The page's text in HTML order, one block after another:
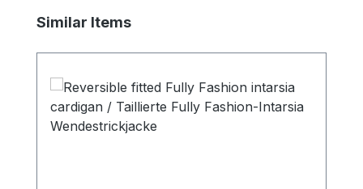
Salta la galleria dei prodotti
Similar Items